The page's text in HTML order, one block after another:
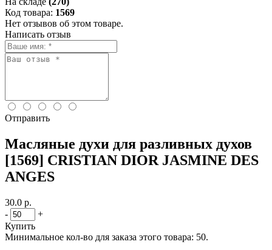
Код товара: 1569
Нет отзывов об этом товаре.
Написать отзыв
Отправить
Масляные духи для разливных духов
[1569] CRISTIAN DIOR JASMINE DES
ANGES
30.0 р.
-
+
Купить
Минимальное кол-во для заказа этого товара: 50.